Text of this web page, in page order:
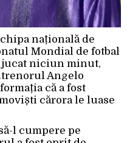
națională de
Mondial de fotbal
jucat niciun minut,
Angelo
că a fost
cărora le luase
l cumpere pe